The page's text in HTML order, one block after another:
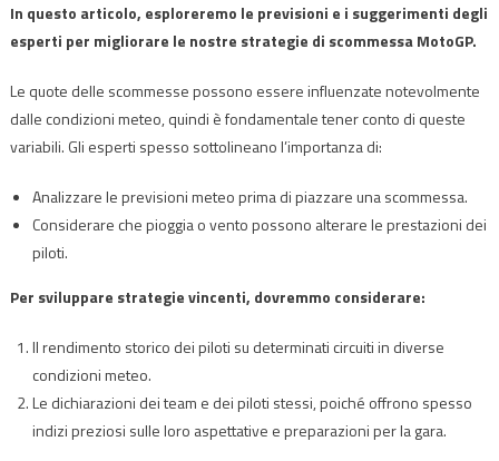
In questo articolo, esploreremo le previsioni e i suggerimenti degli
esperti per migliorare le nostre strategie di scommessa MotoGP.
Le quote delle scommesse possono essere influenzate notevolmente
dalle condizioni meteo, quindi è fondamentale tener conto di queste
variabili. Gli esperti spesso sottolineano l’importanza di:
Analizzare le previsioni meteo prima di piazzare una scommessa.
Considerare che pioggia o vento possono alterare le prestazioni dei
piloti.
Per sviluppare strategie vincenti, dovremmo considerare:
Il rendimento storico dei piloti su determinati circuiti in diverse
condizioni meteo.
Le dichiarazioni dei team e dei piloti stessi, poiché offrono spesso
indizi preziosi sulle loro aspettative e preparazioni per la gara.